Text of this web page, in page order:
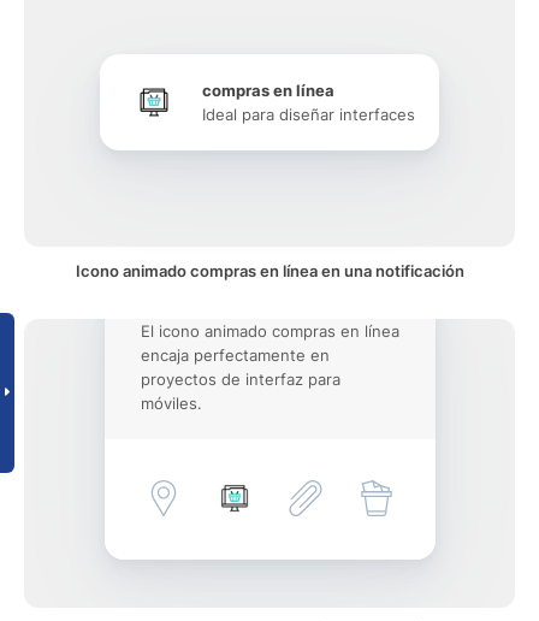
compras en línea
Ideal para diseñar interfaces
Icono animado compras en línea en una notificación
El icono animado compras en línea
encaja perfectamente en
proyectos de interfaz para
móviles.